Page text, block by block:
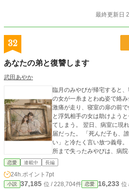
最終更新日
32
あなたの弟と復讐します
武田あやか
臨月のみやびが帰宅すると
の女が一糸まとわぬ姿で絡み合っていた
激痛が走り、寝室の扉の前で倒れ
と浮気相手の女は助けよう
てしまう。 翌日、病室に現
届だった。 「死んだ子も、誰の子か分からないそうじゃな
い」と冷たく言い放つ義母。 義母にも夫にも裏切られ、居場
所まで失ったみやびは、病院を飛び出す
先で、車に轢かれそうにな
への想いを知ったみやびは
たちに復讐することを誓う。
恋愛 連載中 長編
24h.ポイント 7pt
小説 37,185 位 / 228,704件 恋愛 16,233 位